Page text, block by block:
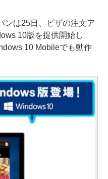
は25日、ピザの注文ア
10版を提供開始し
10 Mobileでも動作